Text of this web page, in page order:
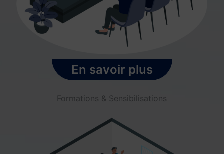
En savoir plus
Formations & Sensibilisations